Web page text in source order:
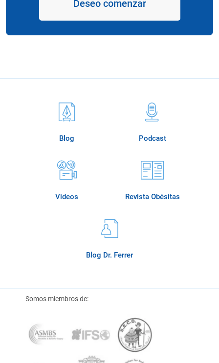
Deseo comenzar
Blog Podcast
Videos Revista Obésitas
Blog Dr. Ferrer
Somos miembros de: